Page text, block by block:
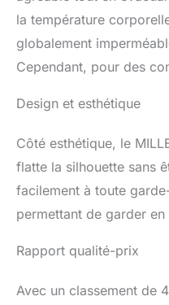
la température
globalement
Cependant, pour des
Design et esthétique
Côté esthétique, le
flatte la silhouette sans
facilement à toute
permettant de garder
Rapport qualité-prix
Avec un classement de